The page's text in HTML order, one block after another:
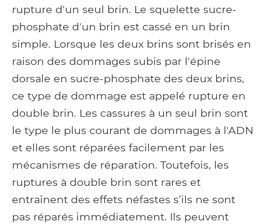
rupture d'un seul brin. Le squelette sucre-
phosphate d'un brin est cassé en un brin
simple. Lorsque les deux brins sont brisés en
raison des dommages subis par l'épine
dorsale en sucre-phosphate des deux brins,
ce type de dommage est appelé rupture en
double brin. Les cassures à un seul brin sont
le type le plus courant de dommages à l'ADN
et elles sont réparées facilement par les
mécanismes de réparation. Toutefois, les
ruptures à double brin sont rares et
entraînent des effets néfastes s’ils ne sont
pas réparés immédiatement. Ils peuvent